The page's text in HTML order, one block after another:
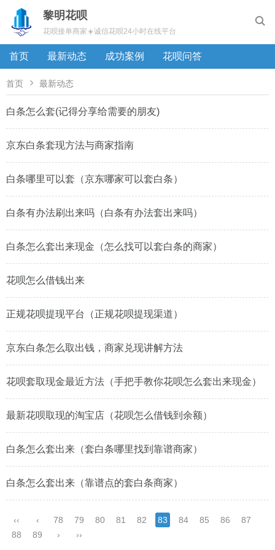

黎明花呗
花呗接单商家☀️诚信花呗24小时在线平台
首页 最新动态 成功案例 花呗问答
首页  最新动态
白条怎么套(记得分享给需要的朋友)
京东白条套现方法与商家指南
白条哪里可以套（京东哪家可以套白条）
白条有办法刷出来吗（白条有办法套出来吗）
白条怎么套出来现金（怎么找可以套白条的商家）
花呗怎么借钱出来
正规花呗提现平台（正规花呗提现渠道）
京东白条怎么取出钱，商家兑现讲解方法
花呗套取现金最近方法（手把手教你花呗怎么套出来现金）
最新花呗取现的淘宝店（花呗怎么借钱到余额）
白条怎么套出来（套白条哪里找到靠谱商家）
白条怎么套出来（靠谱点的套白条商家）
‹‹ ‹ 78 79 80 81 82 83 84 85 86
87
88
89 › ››